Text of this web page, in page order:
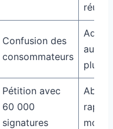
réussi
Confusion des
consommateurs
autre
plus
Pétition avec
60 000
signatures